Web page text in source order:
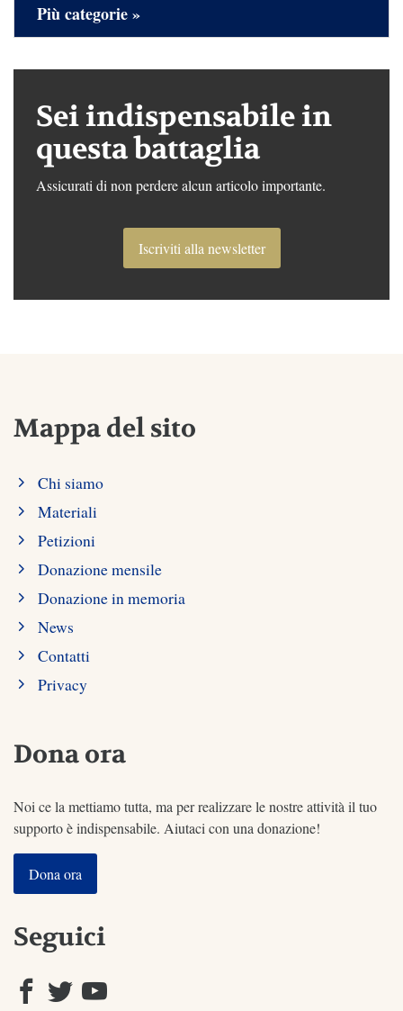
Più categorie »
Sei indispensabile in
questa battaglia
Assicurati di non perdere alcun articolo importante.
Iscriviti alla newsletter
Mappa del sito
Chi siamo
Materiali
Petizioni
Donazione mensile
Donazione in memoria
News
Contatti
Privacy
Dona ora
Noi ce la mettiamo tutta, ma per realizzare le nostre attività il tuo
supporto è indispensabile. Aiutaci con una donazione!
Dona ora
Seguici